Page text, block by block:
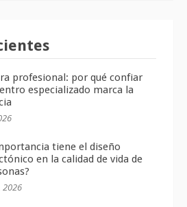
profesional: por qué confiar
especializado marca la
tiene el diseño
en la calidad de vida de
2026